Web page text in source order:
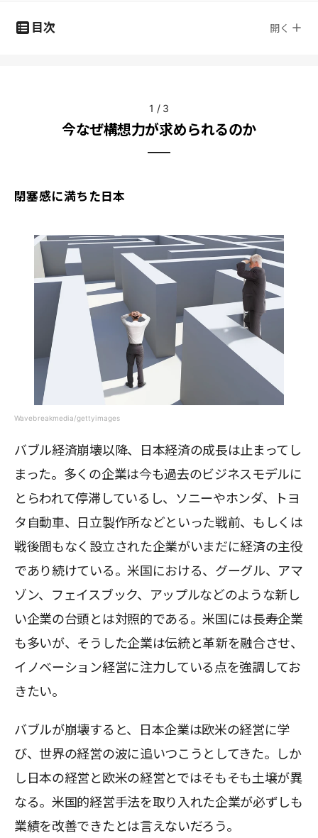
目次 開く
1 / 3
今なぜ構想力が求められるのか
閉塞感に満ちた日本
Wavebreakmedia/gettyimages
バブル経済崩壊以降、日本経済の成長は止まってし
まった。多くの企業は今も過去のビジネスモデルに
とらわれて停滞しているし、ソニーやホンダ、トヨ
タ自動車、日立製作所などといった戦前、もしくは
戦後間もなく設立された企業がいまだに経済の主役
であり続けている。米国における、グーグル、アマ
ゾン、フェイスブック、アップルなどのような新し
い企業の台頭とは対照的である。米国には長寿企業
も多いが、そうした企業は伝統と革新を融合させ、
イノベーション経営に注力している点を強調してお
きたい。
バブルが崩壊すると、日本企業は欧米の経営に学
び、世界の経営の波に追いつこうとしてきた。しか
し日本の経営と欧米の経営とではそもそも土壌が異
なる。米国的経営手法を取り入れた企業が必ずしも
業績を改善できたとは言えないだろう。